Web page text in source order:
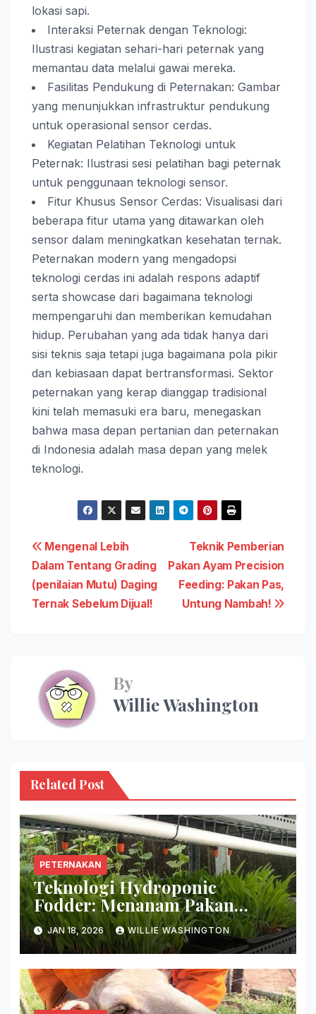
lokasi sapi.
Interaksi Peternak dengan Teknologi:
Ilustrasi kegiatan sehari-hari peternak yang
memantau data melalui gawai mereka.
Fasilitas Pendukung di Peternakan: Gambar
yang menunjukkan infrastruktur pendukung
untuk operasional sensor cerdas.
Kegiatan Pelatihan Teknologi untuk
Peternak: Ilustrasi sesi pelatihan bagi peternak
untuk penggunaan teknologi sensor.
Fitur Khusus Sensor Cerdas: Visualisasi dari
beberapa fitur utama yang ditawarkan oleh
sensor dalam meningkatkan kesehatan ternak.
Peternakan modern yang mengadopsi
teknologi cerdas ini adalah respons adaptif
serta showcase dari bagaimana teknologi
mempengaruhi dan memberikan kemudahan
hidup. Perubahan yang ada tidak hanya dari
sisi teknis saja tetapi juga bagaimana pola pikir
dan kebiasaan dapat bertransformasi. Sektor
peternakan yang kerap dianggap tradisional
kini telah memasuki era baru, menegaskan
bahwa masa depan pertanian dan peternakan
di Indonesia adalah masa depan yang melek
teknologi.
Post
navigation
Teknik Pemberian
Pakan Ayam Precision
Feeding: Pakan Pas,
Untung Nambah!
Mengenal Lebih
Dalam Tentang Grading
(penilaian Mutu) Daging
Ternak Sebelum Dijual!
By
Willie Washington
Related Post
PETERNAKAN
Teknologi Hydroponic
Fodder: Menanam Pakan
Hijauan Di Lahan Sempit
Hanya Dalam 7 Hari!
JAN 18, 2026 WILLIE WASHINGTON